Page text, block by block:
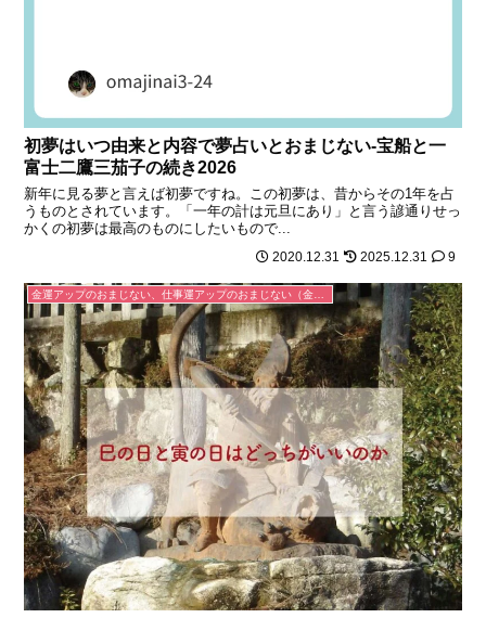
初夢はいつ由来と内容で夢占いとおまじない-宝船と一
富士二鷹三茄子の続き2026
新年に見る夢と言えば初夢ですね。この初夢は、昔からその1年を占
うものとされています。「一年の計は元旦にあり」と言う諺通りせっ
かくの初夢は最高のものにしたいもので...
2020.12.31 2025.12.31 9
金運アップのおまじない、仕事運アップのおまじない（金運が上がる、お金を引き寄せる、仕事がうまくいく）